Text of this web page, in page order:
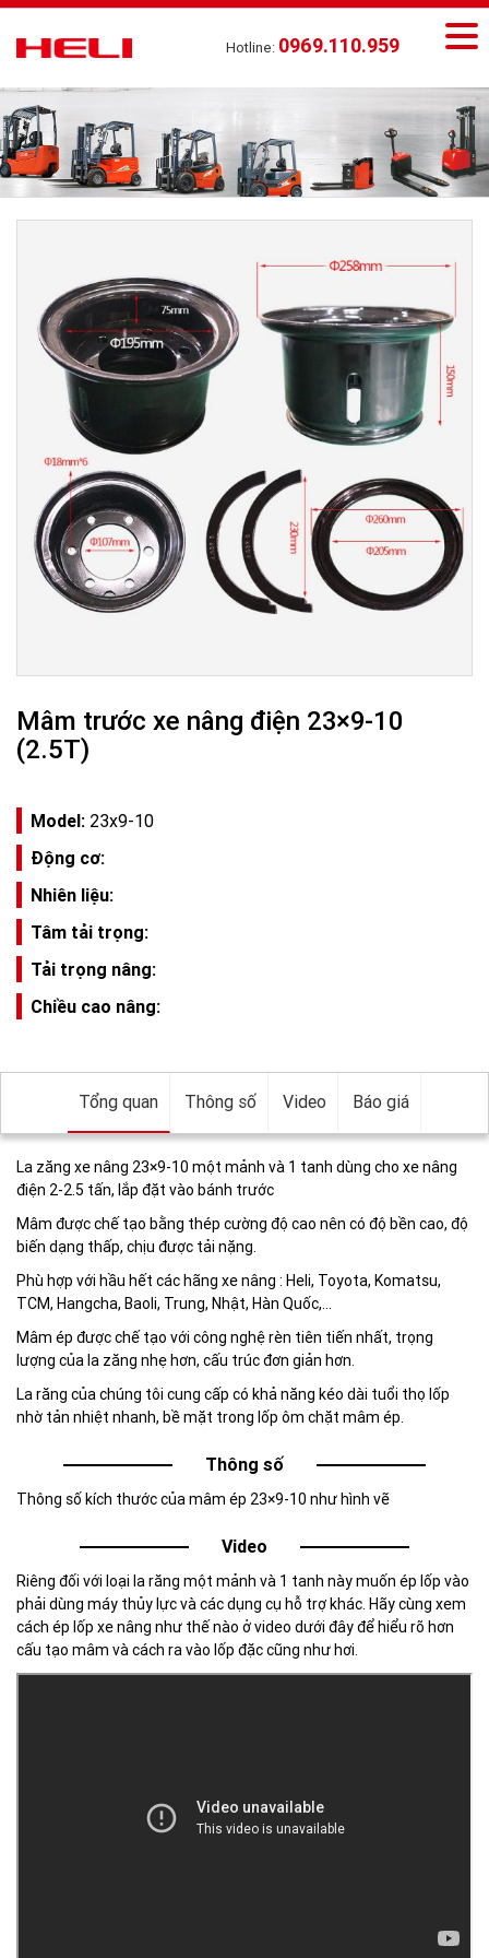
Hotline: 0969.110.959
Mâm trước xe nâng điện 23×9-10
(2.5T)
Model: 23x9-10
Động cơ:
Nhiên liệu:
Tâm tải trọng:
Tải trọng nâng:
Chiều cao nâng:
Tổng quan Thông số Video Báo giá
La zăng xe nâng 23×9-10 một mảnh và 1 tanh dùng cho xe nâng
điện 2-2.5 tấn, lắp đặt vào bánh trước
Mâm được chế tạo bằng thép cường độ cao nên có độ bền cao, độ
biến dạng thấp, chịu được tải nặng.
Phù hợp với hầu hết các hãng xe nâng : Heli, Toyota, Komatsu,
TCM, Hangcha, Baoli, Trung, Nhật, Hàn Quốc,…
Mâm ép được chế tạo với công nghệ rèn tiên tiến nhất, trọng
lượng của la zăng nhẹ hơn, cấu trúc đơn giản hơn.
La răng của chúng tôi cung cấp có khả năng kéo dài tuổi thọ lốp
nhờ tản nhiệt nhanh, bề mặt trong lốp ôm chặt mâm ép.
Thông số
Thông số kích thước của mâm ép 23×9-10 như hình vẽ
Video
Riêng đối với loại la răng một mảnh và 1 tanh này muốn ép lốp vào
phải dùng máy thủy lực và các dụng cụ hỗ trợ khác. Hãy cùng xem
cách ép lốp xe nâng như thế nào ở video dưới đây để hiểu rõ hơn
cấu tạo mâm và cách ra vào lốp đặc cũng như hơi.